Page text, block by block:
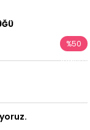
%50
İndirim